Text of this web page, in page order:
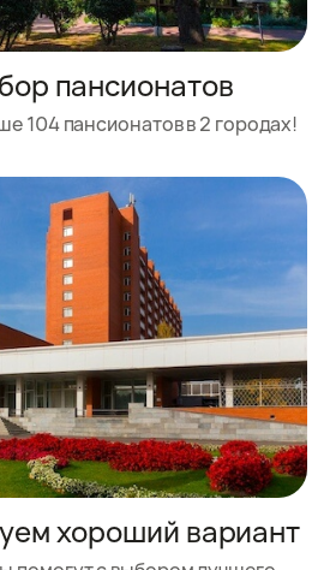
пансионатов
104 пансионатов в 2 городах!
хороший вариант